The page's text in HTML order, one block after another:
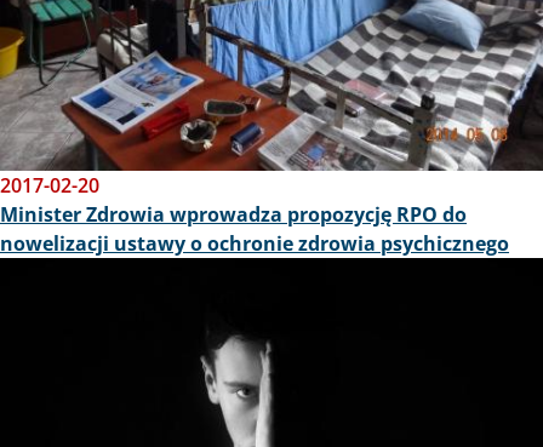
2017-02-20
Minister Zdrowia wprowadza propozycję RPO do
nowelizacji ustawy o ochronie zdrowia psychicznego